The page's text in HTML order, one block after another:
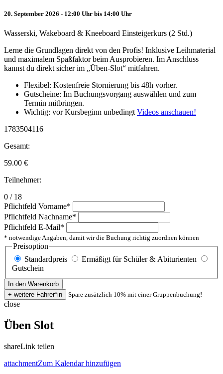
20. September 2026 - 12:00 Uhr bis 14:00 Uhr
Wasserski, Wakeboard & Kneeboard Einsteigerkurs (2 Std.)
Lerne die Grundlagen direkt von den Profis! Inklusive Leihmaterial
und maximalem Spaßfaktor beim Ausprobieren. Im Anschluss
kannst du direkt sicher im „Üben-Slot“ mitfahren.
Flexibel: Kostenfreie Stornierung bis 48h vorher.
Gutscheine: Im Buchungsvorgang auswählen und zum
Termin mitbringen.
Wichtig: vor Kursbeginn unbedingt Videos anschauen!
1783504116
Gesamt:
59.00 €
Teilnehmer:
0 / 18
Pflichtfeld Vorname*
Pflichtfeld Nachname*
Pflichtfeld E-Mail*
* notwendige Angaben, damit wir die Buchung richtig zuordnen können
Preisoption
Standardpreis
Ermäßigt für Schüler & Abiturienten
Gutschein
Spare zusätzlich 10% mit einer Gruppenbuchung!
close
Üben Slot
shareLink teilen
attachmentZum Kalendar hinzufügen